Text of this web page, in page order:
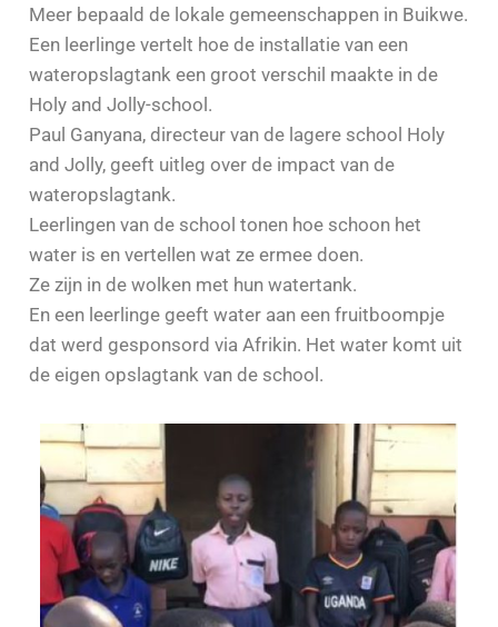
Meer bepaald de lokale gemeenschappen in Buikwe.
Een leerlinge vertelt hoe de installatie van een
wateropslagtank een groot verschil maakte in de
Holy and Jolly-school.
Paul Ganyana, directeur van de lagere school Holy
and Jolly, geeft uitleg over de impact van de
wateropslagtank.
Leerlingen van de school tonen hoe schoon het
water is en vertellen wat ze ermee doen.
Ze zijn in de wolken met hun watertank.
En een leerlinge geeft water aan een fruitboompje
dat werd gesponsord via Afrikin. Het water komt uit
de eigen opslagtank van de school.